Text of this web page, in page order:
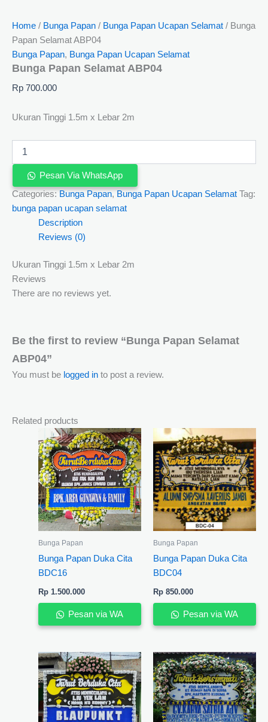
Home / Bunga Papan / Bunga Papan Ucapan Selamat / Bunga
Papan Selamat ABP04
Bunga Papan, Bunga Papan Ucapan Selamat
Bunga Papan Selamat ABP04
Rp 700.000
Ukuran Tinggi 1.5m x Lebar 2m
Pesan Via WhatsApp
Categories: Bunga Papan, Bunga Papan Ucapan Selamat Tag:
bunga papan ucapan selamat
Description
Reviews (0)
Ukuran Tinggi 1.5m x Lebar 2m
Reviews
There are no reviews yet.
Be the first to review “Bunga Papan Selamat
ABP04”
You must be logged in to post a review.
Related products
Bunga Papan
Bunga Papan Duka Cita
BDC16
Rp1.500.000
Pesan via WA
Bunga Papan
Bunga Papan Duka Cita
BDC04
Rp850.000
Pesan via WA